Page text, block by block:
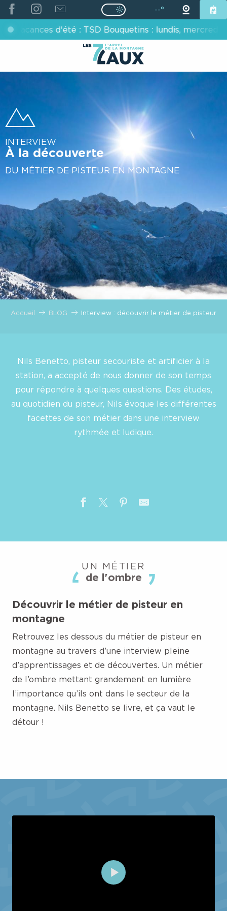
ALLER
AU
CONTENU
PRINCIPAL
Page D’accueil Actuelle Été :
Page D’accueil Actuelle
d'été : TSD Bouquetins : lundis, mercredis,
--°
INTERVIEW
À la découverte
DU MÉTIER DE PISTEUR EN MONTAGNE
Accueil BLOG Interview : découvrir le métier de pisteur
Nils Benetto, pisteur secouriste et artificier à la
station, a accepté de nous donner de son temps
pour répondre à quelques questions. Des études,
au quotidien du pisteur, Nils évoque les différentes
facettes de son métier dans une interview
rythmée et ludique.
UN MÉTIER
de l'ombre
Découvrir le métier de pisteur en
montagne
Retrouvez les dessous du métier de pisteur en
montagne au travers d’une interview pleine
d’apprentissages et de découvertes. Un métier
de l’ombre mettant grandement en lumière
l’importance qu’ils ont dans le secteur de la
montagne. Nils Benetto se livre, et ça vaut le
détour !